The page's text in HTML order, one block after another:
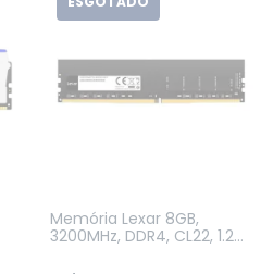
Memória Lexar 8GB,
3200MHz, DDR4, CL22, 1.2V